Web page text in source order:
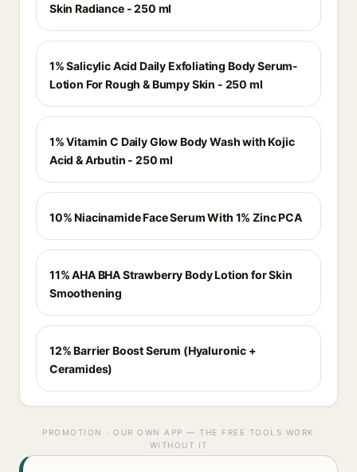
Skin Radiance - 250 ml
1% Salicylic Acid Daily Exfoliating Body Serum-
Lotion For Rough & Bumpy Skin - 250 ml
1% Vitamin C Daily Glow Body Wash with Kojic
Acid & Arbutin - 250 ml
10% Niacinamide Face Serum With 1% Zinc PCA
11% AHA BHA Strawberry Body Lotion for Skin
Smoothening
12% Barrier Boost Serum (Hyaluronic +
Ceramides)
PROMOTION · OUR OWN APP — THE FREE TOOLS WORK
WITHOUT IT